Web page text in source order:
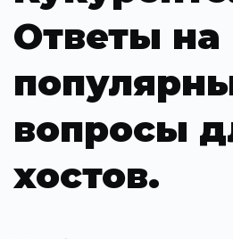
Ответы на
вопросы
хостов.